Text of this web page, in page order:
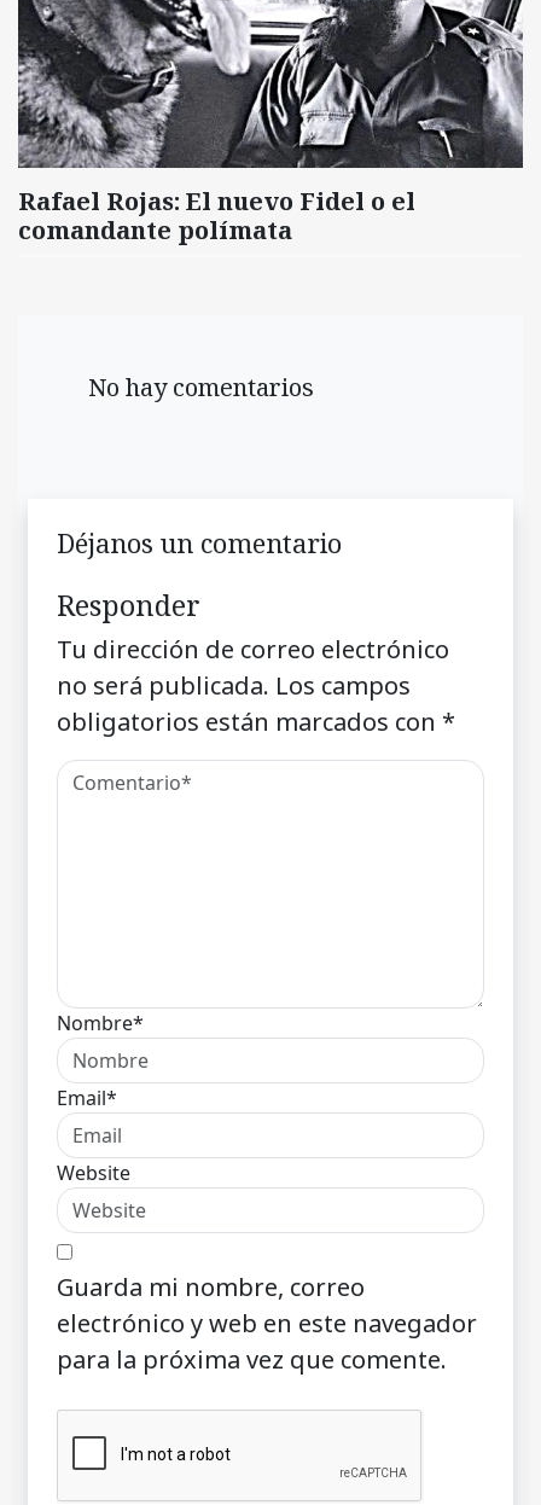
Rafael Rojas: El nuevo Fidel o el
comandante polímata
No hay comentarios
Déjanos un comentario
Responder
Tu dirección de correo electrónico
no será publicada. Los campos
obligatorios están marcados con *
Nombre*
Email*
Website
Guarda mi nombre, correo
electrónico y web en este navegador
para la próxima vez que comente.